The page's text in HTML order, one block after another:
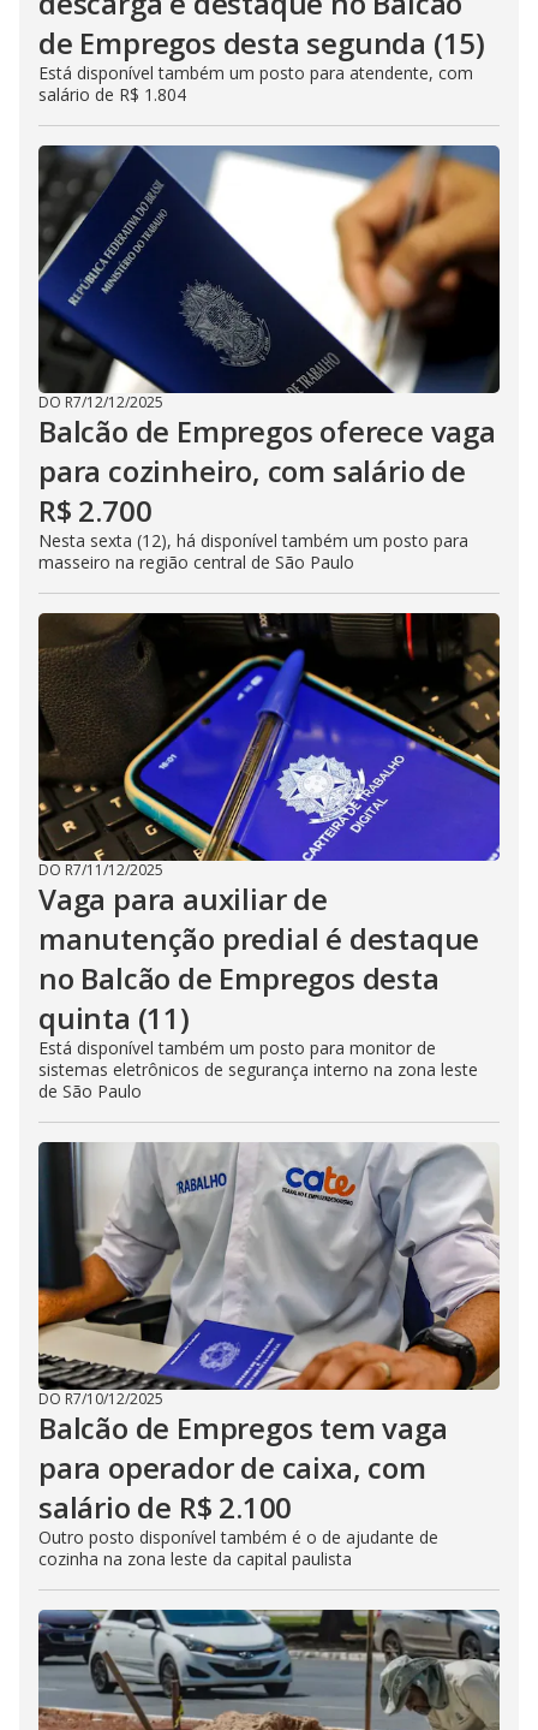
de Empregos desta segunda (15)
Está disponível também um posto para atendente, com
salário de R$ 1.804
DO R7/12/12/2025
Balcão de Empregos oferece vaga
para cozinheiro, com salário de
R$ 2.700
Nesta sexta (12), há disponível também um posto para
masseiro na região central de São Paulo
DO R7/11/12/2025
Vaga para auxiliar de
manutenção predial é destaque
no Balcão de Empregos desta
quinta (11)
Está disponível também um posto para monitor de
sistemas eletrônicos de segurança interno na zona leste
de São Paulo
DO R7/10/12/2025
Balcão de Empregos tem vaga
para operador de caixa, com
salário de R$ 2.100
Outro posto disponível também é o de ajudante de
cozinha na zona leste da capital paulista